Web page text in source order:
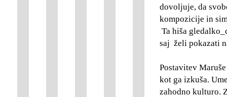
dovoljuje, da
kompozicije in
Ta hiša
saj želi pokazati
Postavitev
kot ga izkuša.
zahodno kulturo.